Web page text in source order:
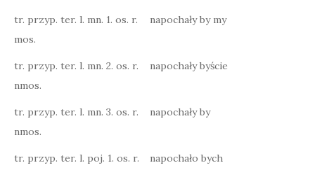
tr. przyp. ter. l. mn. 1. os. r.
mos.
napochały by my
tr. przyp. ter. l. mn. 2. os. r.
nmos.
napochały byście
tr. przyp. ter. l. mn. 3. os. r.
nmos.
napochały by
tr. przyp. ter. l. poj. 1. os. r.
napochało bych